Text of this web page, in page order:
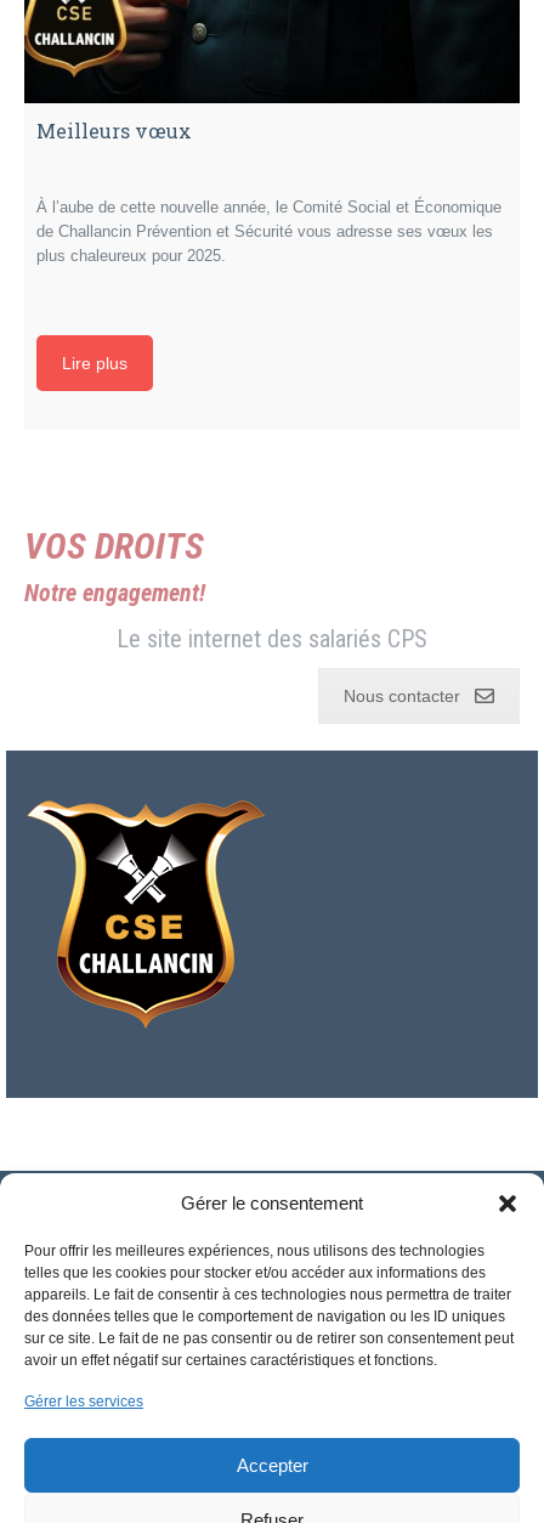
Gérer le consentement
Pour offrir les meilleures expériences, nous utilisons des technologies
telles que les cookies pour stocker et/ou accéder aux informations des
appareils. Le fait de consentir à ces technologies nous permettra de traiter
des données telles que le comportement de navigation ou les ID uniques
sur ce site. Le fait de ne pas consentir ou de retirer son consentement peut
avoir un effet négatif sur certaines caractéristiques et fonctions.
Gérer les services
Accepter
Meilleurs vœux
À l’aube de cette nouvelle année, le Comité Social et Économique
de Challancin Prévention et Sécurité vous adresse ses vœux les
plus chaleureux pour 2025.
Lire plus
VOS DROITS
Notre engagement!
Le site internet des salariés CPS
Nous contacter